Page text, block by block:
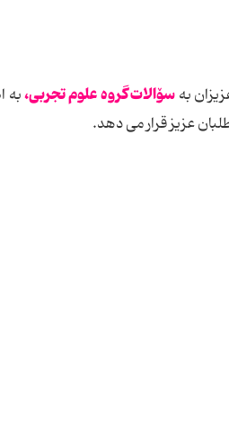
بهسۆالات گروه ‌علوم تجربی،به
عزیز قرار می دهد.